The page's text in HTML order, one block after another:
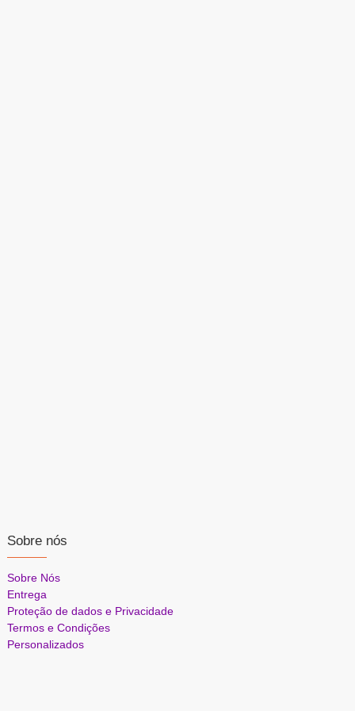
Sobre nós
Sobre Nós
Entrega
Proteção de dados e Privacidade
Termos e Condições
Personalizados